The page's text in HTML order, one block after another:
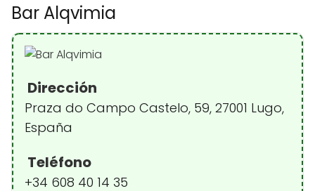
Bar Alqvimia
Dirección
Praza do Campo Castelo, 59, 27001 Lugo,
España
Teléfono
+34 608 40 14 35